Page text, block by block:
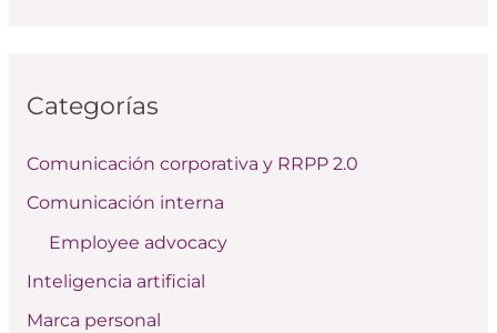
a
p
o
:
Categorías
Comunicación corporativa y RRPP 2.0
Comunicación interna
Employee advocacy
Inteligencia artificial
Marca personal